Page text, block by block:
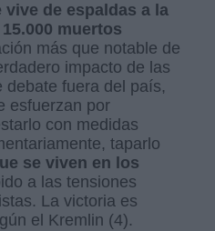
vive de espaldas a la
15.000 muertos
más que notable de
impacto de las
debate fuera del país,
esfuerzan por
con medidas
taparlo
se viven en los
a las tensiones
La victoria es
el Kremlin (4).